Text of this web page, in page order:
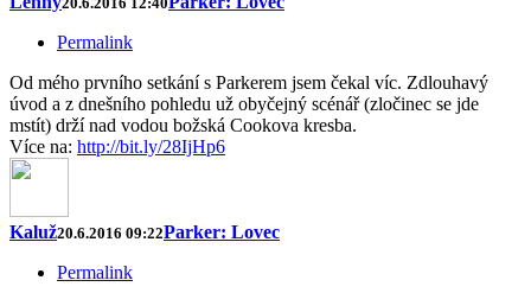
Permalink
Od mého prvního setkání s Parkerem jsem čekal víc. Zdlouhavý
úvod a z dnešního pohledu už obyčejný scénář (zločinec se jde
mstít) drží nad vodou božská Cookova kresba.
Více na: http://bit.ly/28IjHp6
Kaluž20.6.2016 09:22Parker: Lovec
Permalink